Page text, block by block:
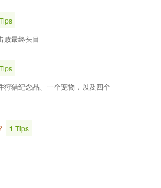
败最终头目
狩猎纪念品、一个宠物，以及四个
1 Tips